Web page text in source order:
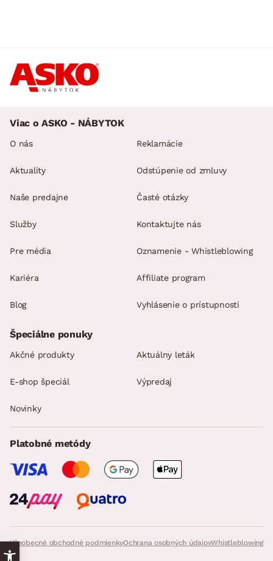
Viac o ASKO - NÁBYTOK
O nás
Aktuality
Naše predajne
Služby
Pre média
Kariéra
Blog
Reklamácie
Odstúpenie od zmluvy
Časté otázky
Kontaktujte nás
Oznamenie - Whistleblowing
Affiliate program
Vyhlásenie o prístupnosti
Všeobecné obchodné podmienkyOchrana osobných údajovWhistleblowing
Špeciálne ponuky
Akčné produkty Aktuálny leták
E-shop špeciál Výpredaj
Novinky
Platobné metódy